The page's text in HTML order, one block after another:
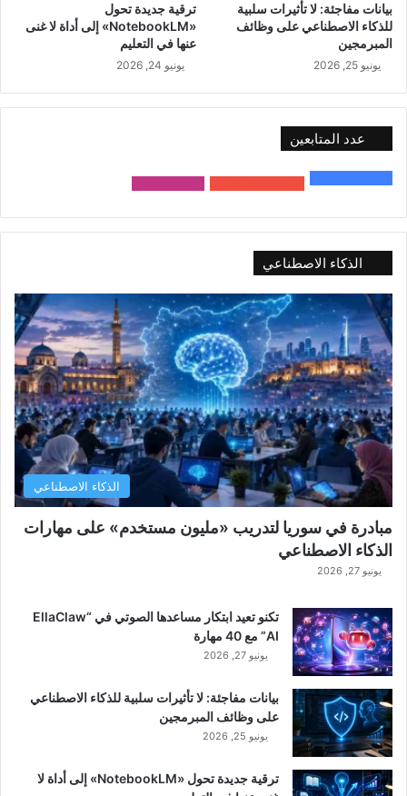
بيانات مفاجئة: لا تأثيرات سلبية
للذكاء الاصطناعي على وظائف
المبرمجين
يونيو 25, 2026
ترقية جديدة تحول
«NotebookLM» إلى أداة لا غنى
عنها في التعليم
يونيو 24, 2026
عدد المتابعين
الذكاء الاصطناعي
الذكاء الاصطناعي
مبادرة في سوريا لتدريب «مليون مستخدم» على مهارات
الذكاء الاصطناعي
يونيو 27, 2026
تكنو تعيد ابتكار مساعدها الصوتي في “EllaClaw
AI” مع 40 مهارة
يونيو 27, 2026
بيانات مفاجئة: لا تأثيرات سلبية للذكاء الاصطناعي
على وظائف المبرمجين
يونيو 25, 2026
ترقية جديدة تحول «NotebookLM» إلى أداة لا